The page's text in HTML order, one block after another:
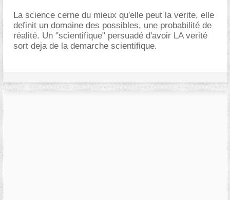
La science cerne du mieux qu'elle peut la verite, elle
definit un domaine des possibles, une probabilité de
réalité. Un "scientifique" persuadé d'avoir LA verité
sort deja de la demarche scientifique.